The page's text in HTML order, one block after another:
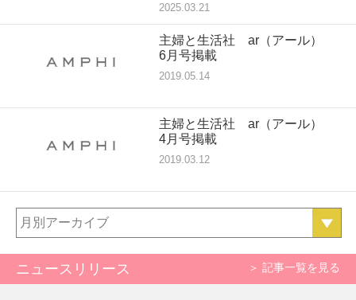
2025.03.21
主婦と生活社 ar（アール）
6月号掲載
2019.05.14
主婦と生活社 ar（アール）
4月号掲載
2019.03.12
月別アーカイブ
ニュースリリース ＞ 記事一覧を見る